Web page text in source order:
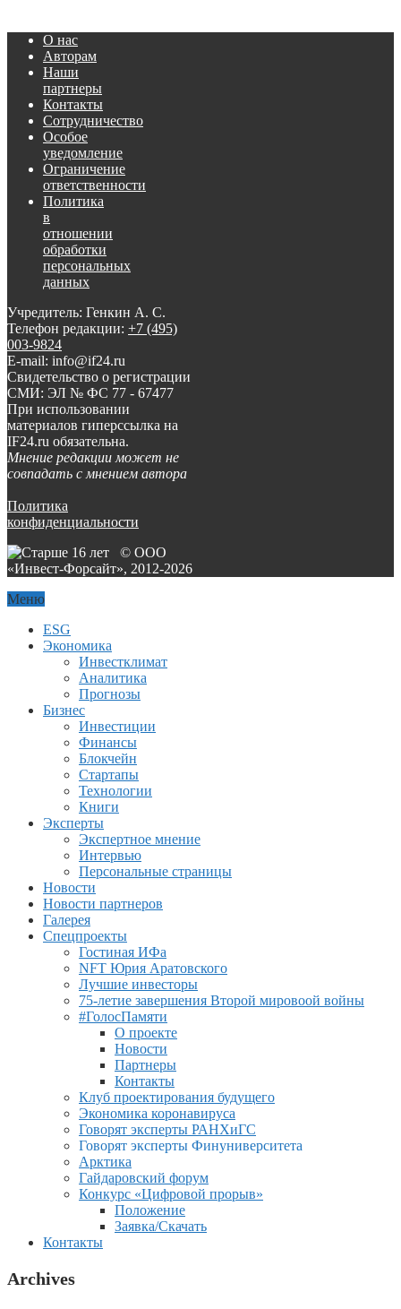
О нас
Авторам
Наши
партнеры
Контакты
Сотрудничество
Особое
уведомление
Ограничение
ответственности
Политика
в
отношении
обработки
персональных
данных
Учредитель: Генкин А. С.
Телефон редакции: +7 (495)
003-9824
E-mail: info@if24.ru
Свидетельство о регистрации
СМИ: ЭЛ № ФС 77 - 67477
При использовании
материалов гиперссылка на
IF24.ru обязательна.
Мнение редакции может не
совпадать с мнением автора
Политика
конфиденциальности
© ООО
«Инвест-Форсайт», 2012-2026
Меню
ESG
Экономика
Инвестклимат
Аналитика
Прогнозы
Бизнес
Инвестиции
Финансы
Блокчейн
Стартапы
Технологии
Книги
Эксперты
Экспертное мнение
Интервью
Персональные страницы
Новости
Новости партнеров
Галерея
Спецпроекты
Гостиная ИФа
NFT Юрия Аратовского
Лучшие инвесторы
75-летие завершения Второй мировоой войны
#ГолосПамяти
О проекте
Новости
Партнеры
Контакты
Клуб проектирования будущего
Экономика коронавируса
Говорят эксперты РАНХиГС
Говорят эксперты Финуниверситета
Арктика
Гайдаровский форум
Конкурс «Цифровой прорыв»
Положение
Заявка/Скачать
Контакты
Archives